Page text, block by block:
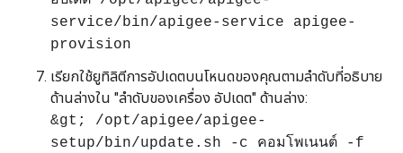
service/bin/apigee-service apigee-
provision
เรียกใช้ยูทิลิตีการอัปเดตบนโหนดของคุณตามลำดับที่อธิบาย
ด้านล่างใน "ลำดับของเครื่อง อัปเดต" ด้านล่าง:
&gt; /opt/apigee/apigee-
setup/bin/update.sh -c คอมโพเนนต์ -f